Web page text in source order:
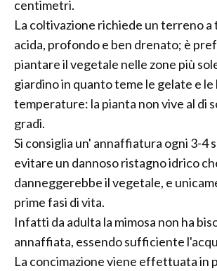
centimetri.
La coltivazione richiede un terreno a
acida, profondo e ben drenato; è
piantare il vegetale nelle zone più
giardino in quanto teme le gelate e le
temperature: la pianta non vive al di
gradi.
Si consiglia un' annaffiatura ogni 3-4
evitare un dannoso ristagno idrico
danneggerebbe il vegetale, e
prime fasi di vita.
Infatti da adulta la mimosa non ha
annaffiata, essendo sufficiente
La concimazione viene effettuata in